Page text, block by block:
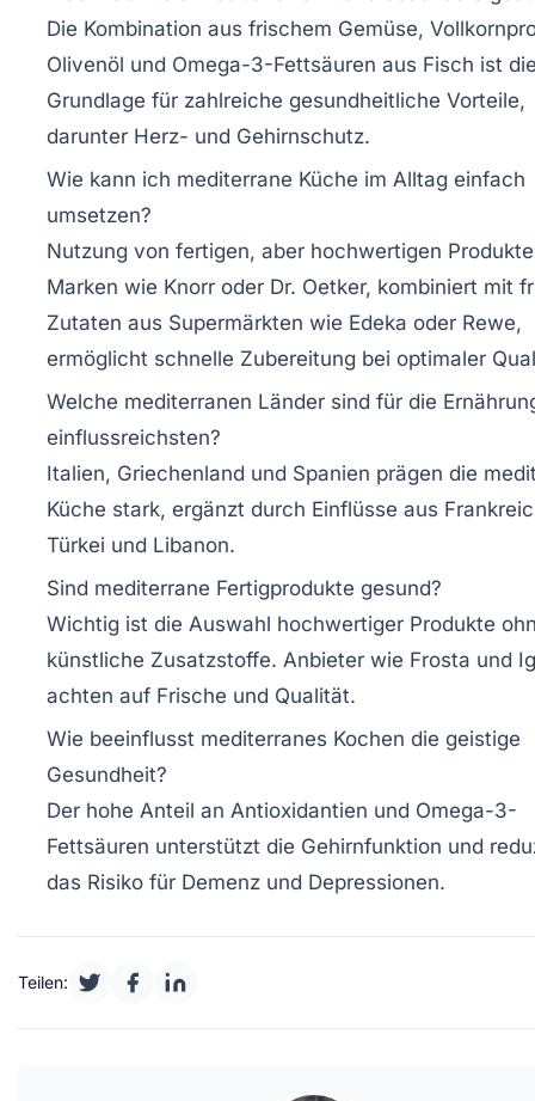
Die Kombination aus frischem Gemüse,
Olivenöl und Omega-3-Fettsäuren aus Fisch ist
Grundlage für zahlreiche gesundheitliche Vorteile,
darunter Herz- und Gehirnschutz.
Wie kann ich mediterrane Küche im Alltag einfach
umsetzen?
Nutzung von fertigen, aber hochwertigen
Marken wie Knorr oder Dr. Oetker, kombiniert mit
Zutaten aus Supermärkten wie Edeka oder Rewe,
ermöglicht schnelle Zubereitung bei optimaler
Welche mediterranen Länder sind für die
einflussreichsten?
Italien, Griechenland und Spanien prägen die
Küche stark, ergänzt durch Einflüsse aus
Türkei und Libanon.
Sind mediterrane Fertigprodukte gesund?
Wichtig ist die Auswahl hochwertiger Produkte
künstliche Zusatzstoffe. Anbieter wie Frosta und
achten auf Frische und Qualität.
Wie beeinflusst mediterranes Kochen die geistige
Gesundheit?
Der hohe Anteil an Antioxidantien und Omega-3-
Fettsäuren unterstützt die Gehirnfunktion und
das Risiko für Demenz und Depressionen.
Teilen: